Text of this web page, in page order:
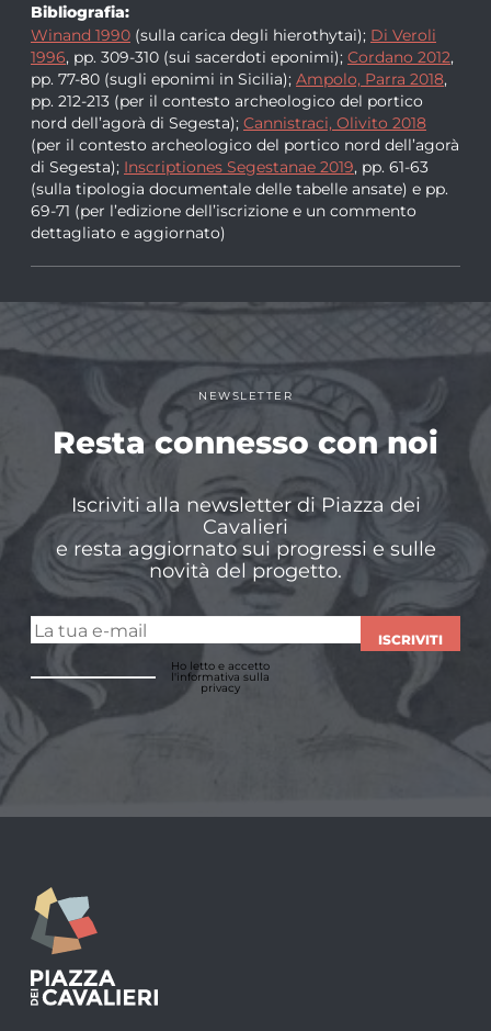
Bibliografia:
Winand 1990 (sulla carica degli hierothytai); Di Veroli
1996, pp. 309-310 (sui sacerdoti eponimi); Cordano 2012,
pp. 77-80 (sugli eponimi in Sicilia); Ampolo, Parra 2018,
pp. 212-213 (per il contesto archeologico del portico
nord dell’agorà di Segesta); Cannistraci, Olivito 2018
(per il contesto archeologico del portico nord dell’agorà
di Segesta); Inscriptiones Segestanae 2019, pp. 61-63
(sulla tipologia documentale delle tabelle ansate) e pp.
69-71 (per l’edizione dell’iscrizione e un commento
dettagliato e aggiornato)
NEWSLETTER
Resta connesso con noi
Iscriviti alla newsletter di Piazza dei
Cavalieri
e resta aggiornato sui progressi e sulle
novità del progetto.
ISCRIVITI
Ho letto e accetto
l'informativa sulla
privacy